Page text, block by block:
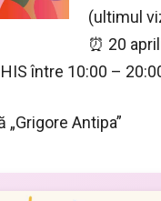
(ultimul
⏰ 20
între 10:00 –
Antipa”